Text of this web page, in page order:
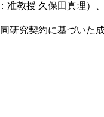
准教授 久保田真理）
研究契約に基づいた